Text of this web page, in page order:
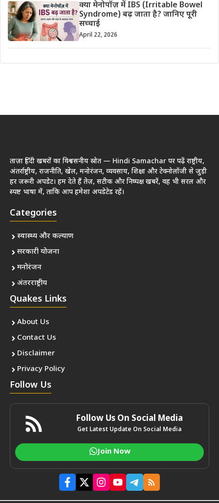
क्या मेनोपॉज़ में IBS (Irritable Bowel
Syndrome) बढ़ जाता है? जानिए पूरी
सच्चाई
April 22, 2026
ताज़ा हिंदी खबरों का विश्वसनीय स्रोत — Hindi Samachar पर पढ़ें राष्ट्रीय,
अंतर्राष्ट्रीय, राजनीति, खेल, मनोरंजन, व्यवसाय, शिक्षा और टेक्नोलॉजी से जुड़ी
हर जरूरी अपडेट। हम देते हैं तेज़, सटीक और निष्पक्ष खबरें, वह भी सरल और
स्पष्ट भाषा में, ताकि आप हमेशा अपडेटेड रहें।
Categories
स्वास्थ्य और कल्याण
सरकारी योजना
मनोरंजन
अंतरराष्ट्रीय
Quakes Links
About Us
Contact Us
Disclaimer
Privacy Policy
Follow Us
Follow Us On Social Media
Get Latest Update On Social Media
Join Now